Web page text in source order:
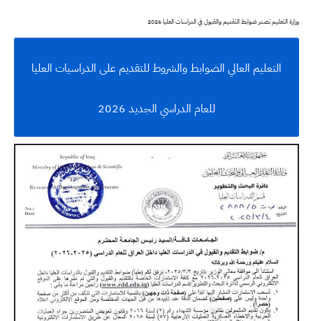
وزارة التعليم تصدر ضوابط التقديم والقبول في الدراسات العليا 2026
التعليم العالي الضوابط والشروط للتقديم على الدراسيات العليا
للعام الدراسي الجديد 2026